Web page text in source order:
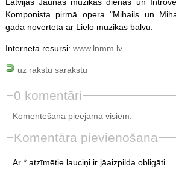
Komponista pirmā opera "Mihails un
gadā novērtēta ar Lielo mūzikas balvu.
Interneta resursi: www.lnmm.lv.
uz rakstu sarakstu
0 komentāri
Komentēšana pieejama visiem.
Komentāra pievienošana
Ar * atzīmētie lauciņi ir jāaizpilda obligāti.